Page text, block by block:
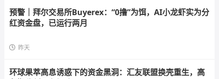
预警｜拜尔交易所Buyerex：“0撸”为饵，AI小龙虾实为分
红资金盘，已运行两月
昨天
环球果萃高息诱惑下的资金黑洞：汇友联盟换壳重生，高